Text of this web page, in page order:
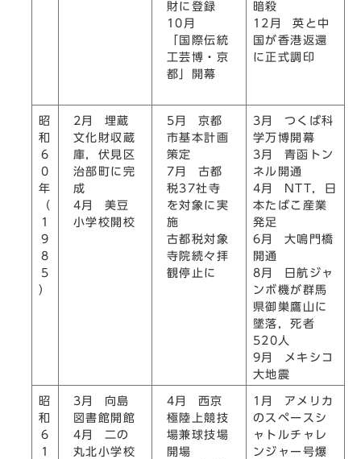
財に登録
10月
「国際伝統
工芸博・京
都」開幕
暗殺
12月 英と中
国が香港返還
に正式調印
昭
和
6
0
年
（
1
9
8
5
）
2月 埋蔵
文化財収蔵
庫，伏見区
治部町に完
成
4月 美豆
小学校開校
5月 京都
市基本計画
策定
7月 古都
税37社寺
を対象に実
施
古都税対象
寺院続々拝
観停止に
3月 つくば科
学万博開幕
3月 青函トン
ネル開通
4月 NTT，日
本たばこ産業
発足
6月 大鳴門橋
開通
8月 日航ジャ
ンボ機が群馬
県御巣鷹山に
墜落，死者
520人
9月 メキシコ
大地震
昭
和
6
1
3月 向島
図書館開館
4月 二の
丸北小学校
4月 西京
極陸上競技
場兼球技場
開場
1月 アメリカ
のスペースシ
ャトルチャレ
ンジャー号爆